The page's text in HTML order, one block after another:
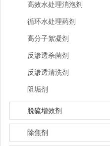
高效水处理消泡剂
循环水处理药剂
高分子絮凝剂
反渗透杀菌剂
反渗透清洗剂
阻垢剂
脱硫增效剂
除焦剂